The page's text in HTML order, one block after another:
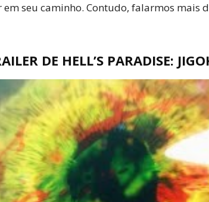
seu caminho. Contudo, falarmos
DE HELL’S PARADISE: